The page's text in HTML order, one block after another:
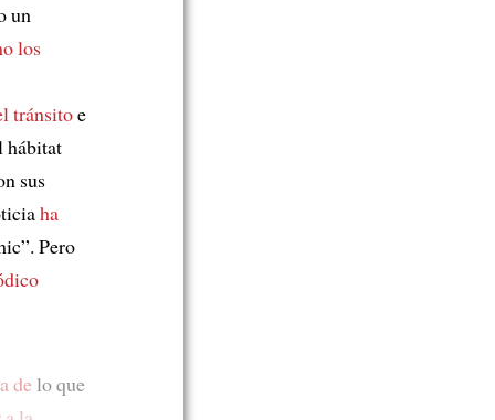
un
los
tránsitoe
hábitat
sus
ha
Pero
delo que